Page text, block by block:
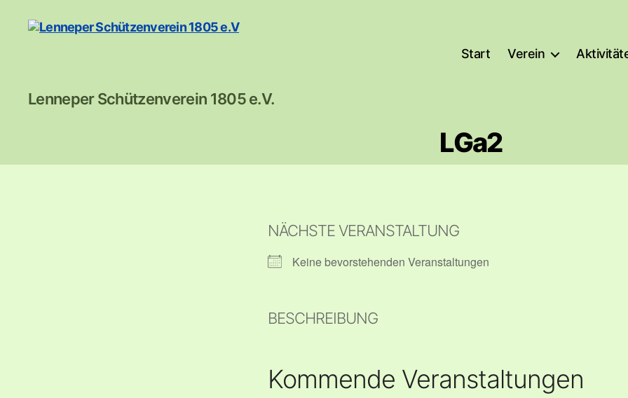
Schützenverein
Lenneper Schützenverein 1805 e.V.
Start Verein
LGa2
NÄCHSTE VERANSTALTUNG
Keine bevorstehenden Veranstaltungen
BESCHREIBUNG
Kommende Veranstaltungen